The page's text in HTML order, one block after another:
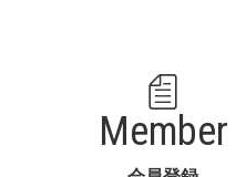
Member